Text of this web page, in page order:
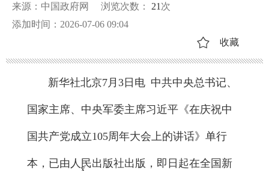
来源：中国政府网 浏览次数： 21 次
添加时间：2026-07-06 09:04
收藏
新华社北京7月3日电 中共中央总书记、
国家主席、中央军委主席习近平《在庆祝中
国共产党成立105周年大会上的讲话》单行
本，已由人民出版社出版，即日起在全国新
x